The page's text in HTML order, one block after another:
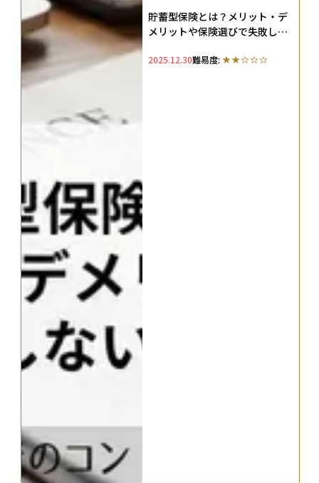
貯蓄型保険とは？メリット・デ
メリットや保険選びで失敗しな
2025.12.30難易度: